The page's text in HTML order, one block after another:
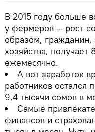
В 2015 году больше
у фермеров — рост
образом, гражданин,
хозяйства, получает
ежемесячно.
А вот заработок
работников остался
9,4 тысячи сомов в
Самые
финансов и